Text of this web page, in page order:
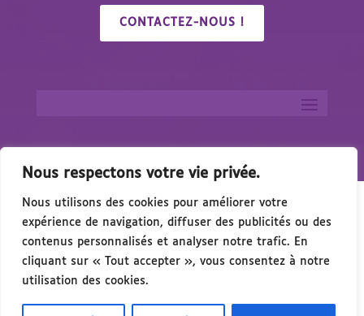
Nous respectons votre vie privée.
Nous utilisons des cookies pour améliorer votre
expérience de navigation, diffuser des publicités ou des
contenus personnalisés et analyser notre trafic. En
cliquant sur « Tout accepter », vous consentez à notre
utilisation des cookies.
CONTACTEZ-NOUS !
🎉 Congrés/Salon du Handicap & de